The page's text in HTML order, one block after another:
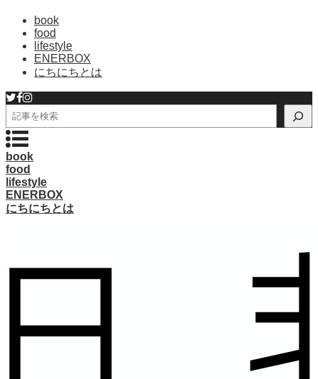
book
food
lifestyle
ENERBOX
にちにちとは
検
索
book
food
lifestyle
ENERBOX
にちにちとは